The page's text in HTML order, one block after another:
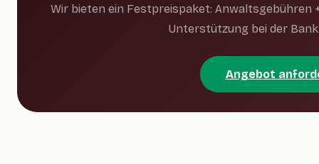
Wir bieten ein Festpreispaket: Anwaltsgebühren
Unterstützung bei der
Angebot